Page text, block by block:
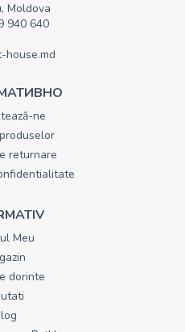
Moldova
940 640
house.md
ne
returnare
Meu
dorinte